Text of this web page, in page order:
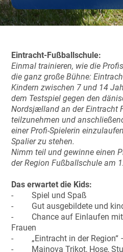
Eintracht-Fußballschule:
Einmal trainieren, wie die
die ganz große Bühne:
Kindern zwischen 7 und 14
dem Testspiel gegen den
Nordsjælland an der Eintracht
teilzunehmen und
einer Profi-Spielerin
Spalier zu stehen.
Nimm teil und gewinne einen
der Region Fußballschule am
Das erwartet die Kids:
- Spiel und Spaß
- Gut ausgebildete und
- Chance auf Einlaufen mit
Frauen
- „Eintracht in der Region“
- Mainova Trikot, Hose,